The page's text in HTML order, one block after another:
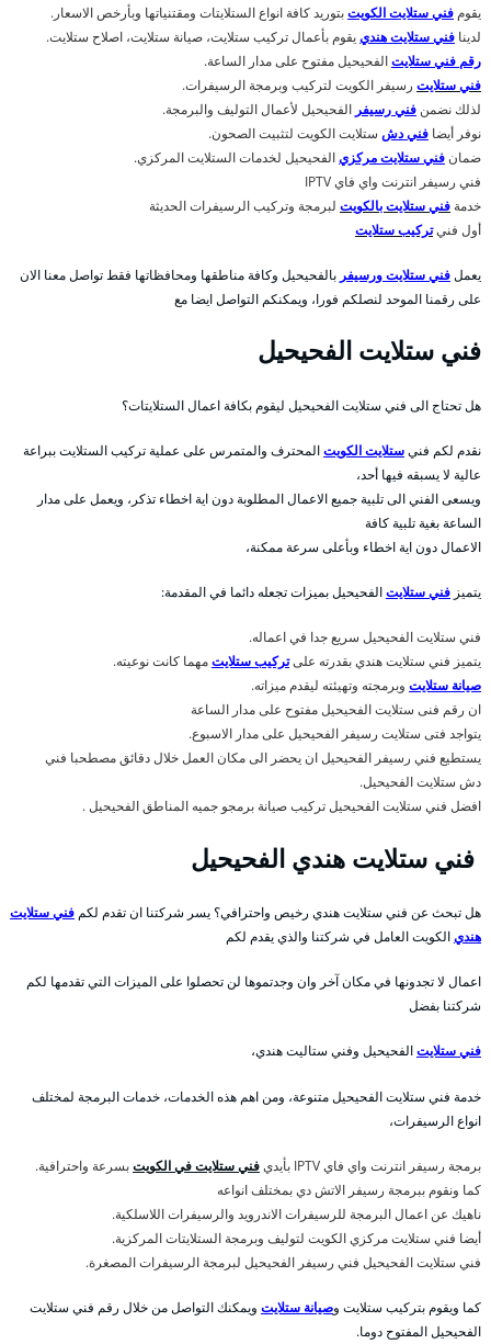
يقوم فني ستلايت الكويتبتوريد كافة انواع الستلايتات ومقتنياتها وبأرخص الاسعار.
لدينا فني ستلايت هندييقوم بأعمال تركيب ستلايت، صيانة ستلايت، اصلاح ستلايت.
رقم فني ستلايتالفحيحيل مفتوح على مدار الساعة.
فني ستلايت رسيفر الكويت لتركيب وبرمجة الرسيفرات.
لذلك نضمن فني رسيفر الفحيحيل لأعمال التوليف والبرمجة.
نوفر أيضا فني دش ستلايت الكويت لتثبيت الصحون.
ضمان فني ستلايت مركزيالفحيحيل لخدمات الستلايت المركزي.
فني رسيفر انترنت واي فاي IPTV
خدمة فني ستلايت بالكويت لبرمجة وتركيب الرسيفرات الحديثة
أول فنيتركيب ستلايت
يعملفني ستلايت ورسيفر بالفحيحيل وكافة مناطقها ومحافظاتها فقط تواصل معنا الان
على رقمنا الموحد لنصلكم فورا، ويمكنكم التواصل ايضا مع
فني ستلايت الفحيحيل
هل تحتاج الى فني ستلايت الفحيحيل ليقوم بكافة اعمال الستلايتات؟
نقدم لكم فنيستلايت الكويتالمحترف والمتمرس على عملية تركيب الستلايت ببراعة
عالية لا يسبقه فيها أحد،
ويسعى الفني الى تلبية جميع الاعمال المطلوبة دون اية اخطاء تذكر، ويعمل على مدار
الساعة بغية تلبية كافة
الاعمال دون اية اخطاء وبأعلى سرعة ممكنة،
يتميز فني ستلايتالفحيحيل بميزات تجعله دائما في المقدمة:
فني ستلايت الفحيحيل سريع جدا في اعماله.
يتميز فني ستلايت هندي بقدرته علىتركيب ستلايتمهما كانت نوعيته.
صيانة ستلايت وبرمجته وتهيئته ليقدم ميزاته.
ان رقم فنى ستلايت الفحيحيل مفتوح على مدار الساعة
يتواجد فتى ستلايت رسيفر الفحيحيل على مدار الاسبوع.
يستطيع فني رسيفر الفحيحيل ان يحضر الى مكان العمل خلال دقائق مصطحبا فني
دش ستلايت الفحيحيل.
افضل فني ستلايت الفحيحيل تركيب صيانة برمجو جميه المناطق الفحيحيل .
فني ستلايت هندي الفحيحيل
هل تبحث عن فني ستلايت هندي رخيص واحترافي؟ يسر شركتنا ان تقدم لكم فني ستلايت
هنديالكويت العامل في شركتنا والذي يقدم لكم
اعمال لا تجدونها في مكان آخر وان وجدتموها لن تحصلوا على الميزات التي تقدمها لكم
شركتنا بفضل
فني ستلايتالفحيحيل وفني ستاليت هندي،
خدمة فني ستلايت الفحيحيل متنوعة، ومن اهم هذه الخدمات، خدمات البرمجة لمختلف
انواع الرسيفرات،
برمجة رسيفر انترنت واي فاي IPTV بأيدي فني ستلايت في الكويتبسرعة واحترافية.
كما ونقوم ببرمجة رسيفر الاتش دي بمختلف انواعه
ناهيك عن اعمال البرمجة للرسيفرات الاندرويد والرسيفرات اللاسلكية.
أيضا فني ستلايت مركزي الكويت لتوليف وبرمجة الستلايتات المركزية.
فني ستلايت الفحيحيل فني رسيفر الفحيحيل لبرمجة الرسيفرات المصغرة.
كما ويقوم بتركيب ستلايت وصيانة ستلايت ويمكنك التواصل من خلال رقم فني ستلايت
الفحيحيل المفتوح دوما.